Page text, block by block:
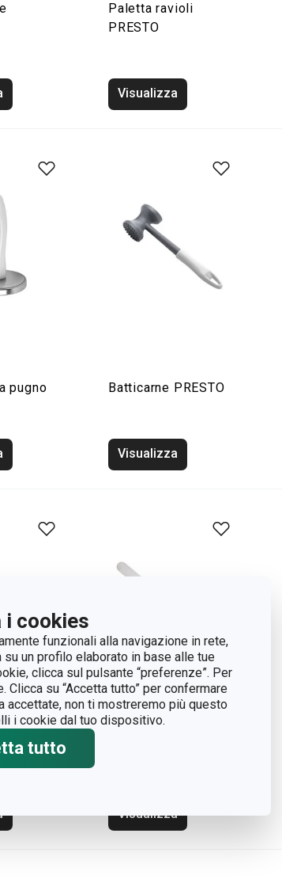
i cookies
funzionali alla navigazione in rete,
un profilo elaborato in base alle tue
clicca sul pulsante “preferenze”. Per
su “Accetta tutto” per confermare
non ti mostreremo più questo
i cookie dal tuo dispositivo.
tutto
Paletta ravioli
PRESTO
Visualizza
pugno
Batticarne PRESTO
Visualizza
Visualizza